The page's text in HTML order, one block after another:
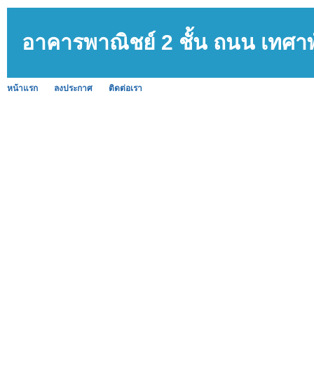
อาคารพาณิชย์ 2 ชั้น ถนน เทศ
หน้าแรก ลงประกาศ ติดต่อเรา